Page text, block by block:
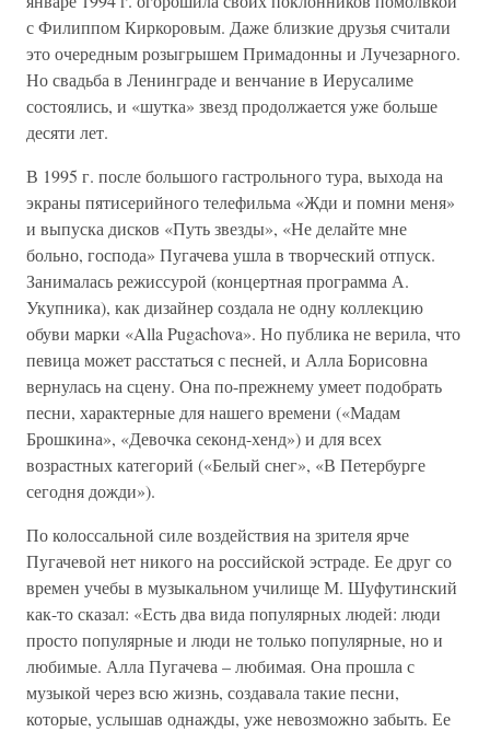
с Филиппом Киркоровым. Даже близкие друзья считали
это очередным розыгрышем Примадонны и Лучезарного.
Но свадьба в Ленинграде и венчание в Иерусалиме
состоялись, и «шутка» звезд продолжается уже больше
десяти лет.
В 1995 г. после большого гастрольного тура, выхода на
экраны пятисерийного телефильма «Жди и помни меня»
и выпуска дисков «Путь звезды», «Не делайте мне
больно, господа» Пугачева ушла в творческий отпуск.
Занималась режиссурой (концертная программа А.
Укупника), как дизайнер создала не одну коллекцию
обуви марки «Alla Pugachova». Но публика не верила, что
певица может расстаться с песней, и Алла Борисовна
вернулась на сцену. Она по-прежнему умеет подобрать
песни, характерные для нашего времени («Мадам
Брошкина», «Девочка секонд-хенд») и для всех
возрастных категорий («Белый снег», «В Петербурге
сегодня дожди»).
По колоссальной силе воздействия на зрителя ярче
Пугачевой нет никого на российской эстраде. Ее друг со
времен учебы в музыкальном училище М. Шуфутинский
как-то сказал: «Есть два вида популярных людей: люди
просто популярные и люди не только популярные, но и
любимые. Алла Пугачева – любимая. Она прошла с
музыкой через всю жизнь, создавала такие песни,
которые, услышав однажды, уже невозможно забыть. Ее